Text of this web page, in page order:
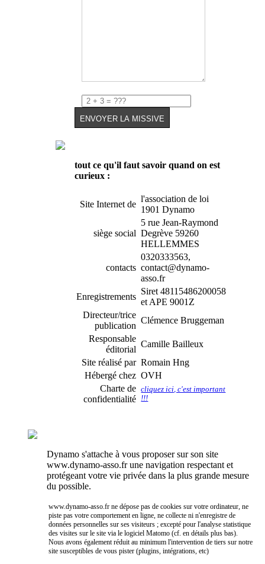
tout ce qu'il faut savoir quand on est
curieux :
Site Internet de
l'association de loi
1901 Dynamo
siège social
5 rue Jean-Raymond
Degrève 59260
HELLEMMES
contacts
0320333563,
contact@dynamo-
asso.fr
Enregistrements
Siret 48115486200058
et APE 9001Z
Directeur/trice
publication
Clémence Bruggeman
Responsable
éditorial
Camille Bailleux
Site réalisé par Romain Hng
Hébergé chez OVH
Charte de
confidentialité
cliquez ici, c'est important
!!!
Dynamo s'attache à vous proposer sur son site
www.dynamo-asso.fr une navigation respectant et
protégeant votre vie privée dans la plus grande mesure
du possible.
www.dynamo-asso.fr ne dépose pas de cookies sur votre ordinateur, ne
piste pas votre comportement en ligne, ne collecte ni n'enregistre de
données personnelles sur ses visiteurs ; excepté pour l'analyse statistique
des visites sur le site via le logiciel Matomo (cf. en détails plus bas).
Nous avons également réduit au minimum l'intervention de tiers sur notre
site susceptibles de vous pister (plugins, intégrations, etc)